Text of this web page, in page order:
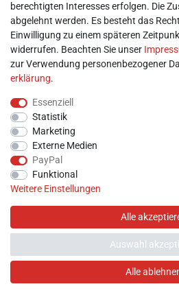
► Registrieren
► Login
► Warenkorb
► Zur Kasse
berechtigten Interesses erfolgen. Die
abgelehnt werden. Es besteht das
Einwilligung zu einem späteren
widerrufen. Beachten Sie unser
zur Verwendung personenbezogener
erklärung.
Essenziell
Statistik
Marketing
Externe Medien
PayPal
Funktional
Weitere Einstellungen
Alle
Alle
Auswahl